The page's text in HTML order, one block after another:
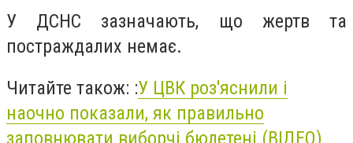
У ДСНС зазначають, що жертв та
постраждалих немає.
Читайте також: :У ЦВК роз'яснили і
наочно показали, як правильно
заповнювати виборчі бюлетені (ВІДЕО)